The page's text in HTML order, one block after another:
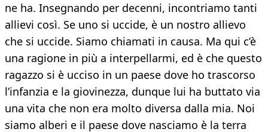
ne ha. Insegnando per decenni, incontriamo tanti
allievi così. Se uno si uccide, è un nostro allievo
che si uccide. Siamo chiamati in causa. Ma qui c’è
una ragione in più a interpellarmi, ed è che questo
ragazzo si è ucciso in un paese dove ho trascorso
l’infanzia e la giovinezza, dunque lui ha buttato via
una vita che non era molto diversa dalla mia. Noi
siamo alberi e il paese dove nasciamo è la terra